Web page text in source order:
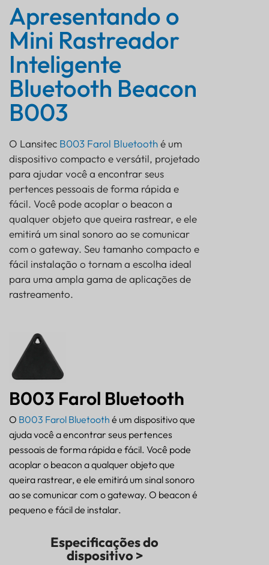
Apresentando o Mini Rastreador Inteligente
Bluetooth Beacon B003
B003 Farol Bluetooth
Apresentando o
Mini Rastreador
Inteligente
Bluetooth Beacon
B003
O Lansitec B003 Farol Bluetoothé um
dispositivo compacto e versátil, projetado
para ajudar você a encontrar seus
pertences pessoais de forma rápida e
fácil. Você pode acoplar o beacon a
qualquer objeto que queira rastrear, e ele
emitirá um sinal sonoro ao se comunicar
com o gateway. Seu tamanho compacto e
fácil instalação o tornam a escolha ideal
para uma ampla gama de aplicações de
rastreamento.
B003 Farol Bluetooth
O B003 Farol Bluetooth é um dispositivo que
ajuda você a encontrar seus pertences
pessoais de forma rápida e fácil. Você pode
acoplar o beacon a qualquer objeto que
queira rastrear, e ele emitirá um sinal sonoro
ao se comunicar com o gateway. O beacon é
pequeno e fácil de instalar.
Especificações do
dispositivo >